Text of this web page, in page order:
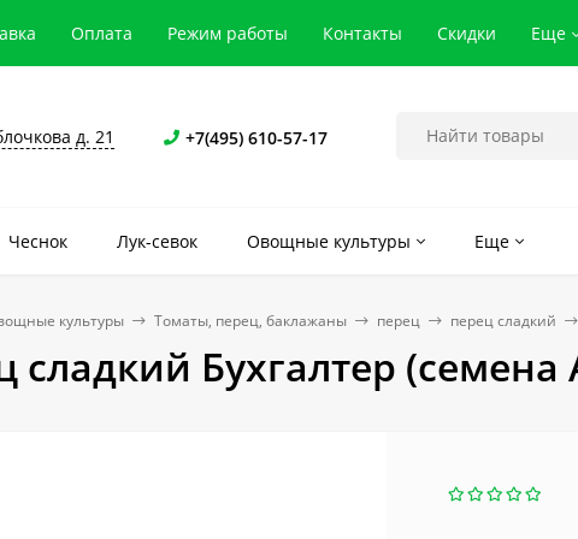
Оплата Режим работы Контакты Скидки Еще
д. 21 +7(495) 610-57-17
Чеснок Лук-севок Овощные культуры Еще
культуры Томаты, перец, баклажаны перец перец сладкий
сладкий Бухгалтер (семена